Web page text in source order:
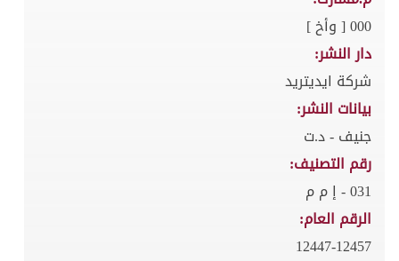
000 [ وأخ ]
دار النشر:
شركة ايديتريد
بيانات النشر:
جنيف - د.ت
رقم التصنيف:
031 - إ م م
الرقم العام:
12447-12457